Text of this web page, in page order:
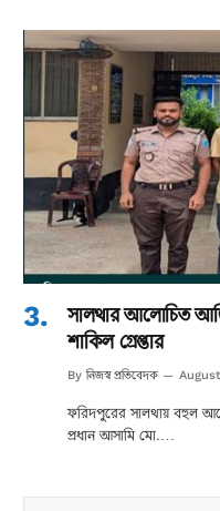
সালথার আলোচিত
শাকিল গ্রেপ্তার
By নিজস্ব প্রতিবেদক
ফরিদপুরের সালথায় বহুল
প্রধান আসামি মো.…